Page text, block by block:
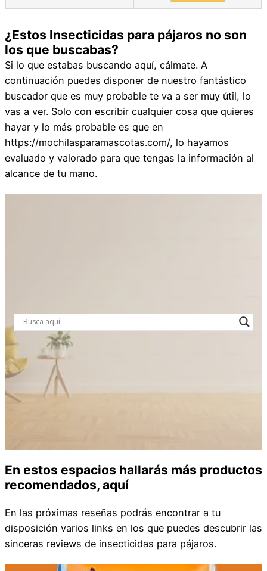
¿Estos Insecticidas para pájaros no son
los que buscabas?
Si lo que estabas buscando aquí, cálmate. A
continuación puedes disponer de nuestro fantástico
buscador que es muy probable te va a ser muy útil, lo
vas a ver. Solo con escribir cualquier cosa que quieres
hayar y lo más probable es que en
https://mochilasparamascotas.com/, lo hayamos
evaluado y valorado para que tengas la información al
alcance de tu mano.
En estos espacios hallarás más productos
recomendados, aquí
En las próximas reseñas podrás encontrar a tu
disposición varios links en los que puedes descubrir las
sinceras reviews de insecticidas para pájaros.